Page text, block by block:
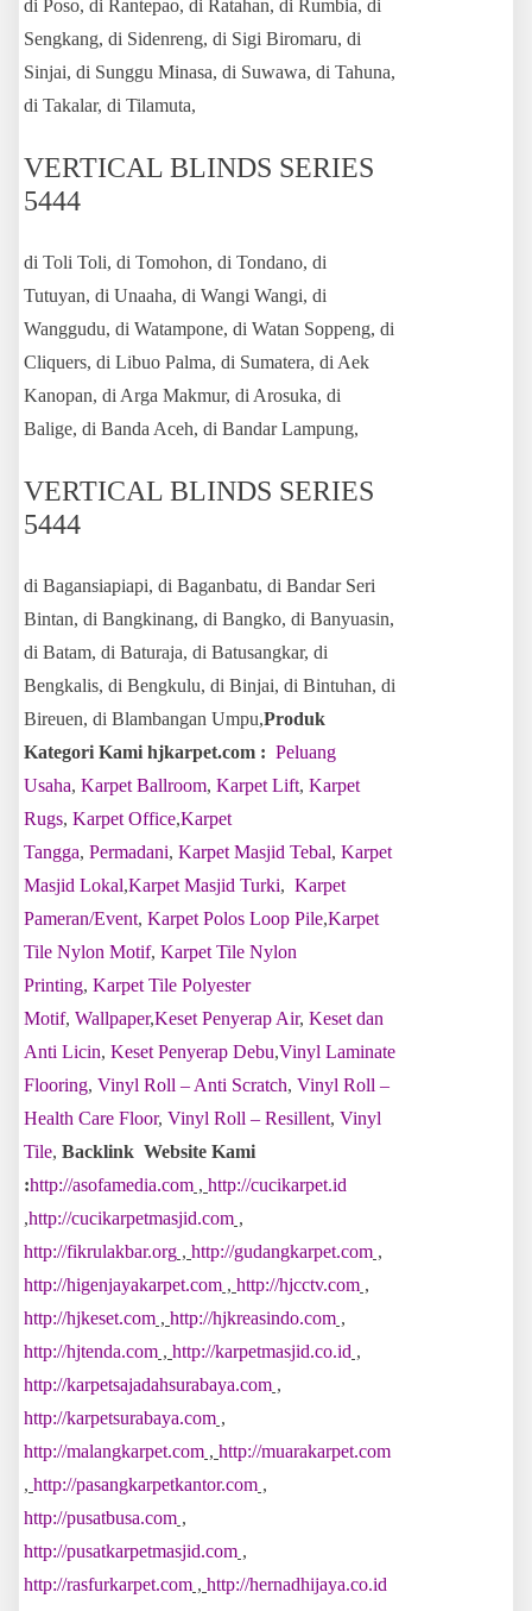
di Poso, di Rantepao, di Ratahan, di Rumbia, di
Sengkang, di Sidenreng, di Sigi Biromaru, di
Sinjai, di Sunggu Minasa, di Suwawa, di Tahuna,
di Takalar, di Tilamuta,
VERTICAL BLINDS SERIES
5444
di Toli Toli, di Tomohon, di Tondano, di
Tutuyan, di Unaaha, di Wangi Wangi, di
Wanggudu, di Watampone, di Watan Soppeng, di
Cliquers, di Libuo Palma, di Sumatera, di Aek
Kanopan, di Arga Makmur, di Arosuka, di
Balige, di Banda Aceh, di Bandar Lampung,
VERTICAL BLINDS SERIES
5444
di Bagansiapiapi, di Baganbatu, di Bandar Seri
Bintan, di Bangkinang, di Bangko, di Banyuasin,
di Batam, di Baturaja, di Batusangkar, di
Bengkalis, di Bengkulu, di Binjai, di Bintuhan, di
Bireuen, di Blambangan Umpu,Produk
Kategori Kami hjkarpet.com : Peluang
Usaha, Karpet Ballroom, Karpet Lift, Karpet
Rugs, Karpet Office,Karpet
Tangga, Permadani, Karpet Masjid Tebal, Karpet
Masjid Lokal,Karpet Masjid Turki, Karpet
Pameran/Event, Karpet Polos Loop Pile,Karpet
Tile Nylon Motif, Karpet Tile Nylon
Printing, Karpet Tile Polyester
Motif, Wallpaper,Keset Penyerap Air, Keset dan
Anti Licin, Keset Penyerap Debu,Vinyl Laminate
Flooring, Vinyl Roll – Anti Scratch, Vinyl Roll –
Health Care Floor, Vinyl Roll – Resillent, Vinyl
Tile, Backlink Website Kami
:http://asofamedia.com , http://cucikarpet.id
,http://cucikarpetmasjid.com ,
http://fikrulakbar.org , http://gudangkarpet.com ,
http://higenjayakarpet.com , http://hjcctv.com ,
http://hjkeset.com , http://hjkreasindo.com ,
http://hjtenda.com , http://karpetmasjid.co.id ,
http://karpetsajadahsurabaya.com ,
http://karpetsurabaya.com ,
http://malangkarpet.com , http://muarakarpet.com
, http://pasangkarpetkantor.com ,
http://pusatbusa.com ,
http://pusatkarpetmasjid.com ,
http://rasfurkarpet.com , http://hernadhijaya.co.id